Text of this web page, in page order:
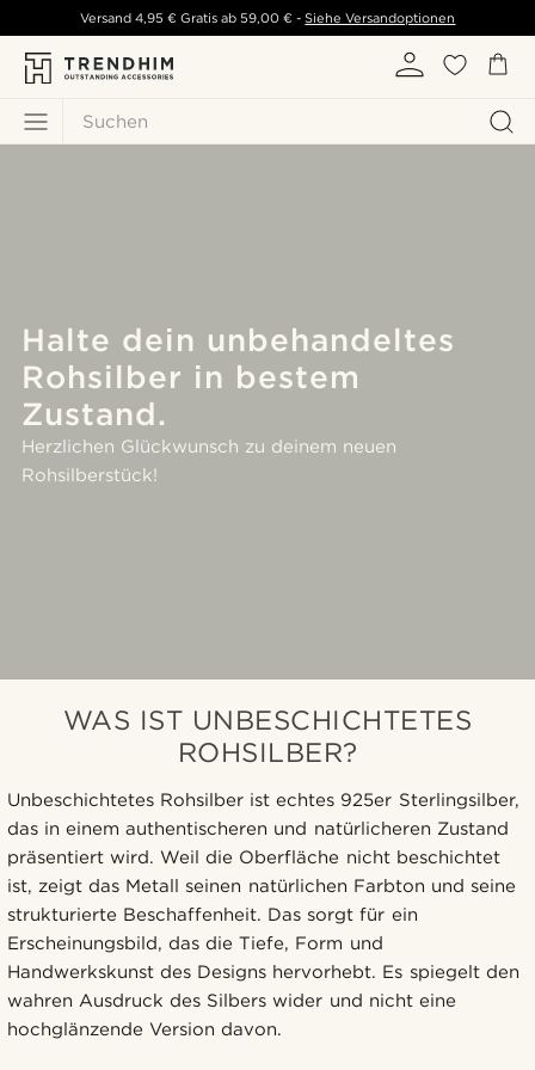
Suchen
Versand 4,95 € Gratis ab 59,00 € - Siehe Versandoptionen
Halte dein unbehandeltes
Rohsilber in bestem
Zustand.
Herzlichen Glückwunsch zu deinem neuen
Rohsilberstück!
WAS IST UNBESCHICHTETES
ROHSILBER?
Unbeschichtetes Rohsilber ist echtes 925er Sterlingsilber,
das in einem authentischeren und natürlicheren Zustand
präsentiert wird. Weil die Oberfläche nicht beschichtet
ist, zeigt das Metall seinen natürlichen Farbton und seine
strukturierte Beschaffenheit. Das sorgt für ein
Erscheinungsbild, das die Tiefe, Form und
Handwerkskunst des Designs hervorhebt. Es spiegelt den
wahren Ausdruck des Silbers wider und nicht eine
hochglänzende Version davon.